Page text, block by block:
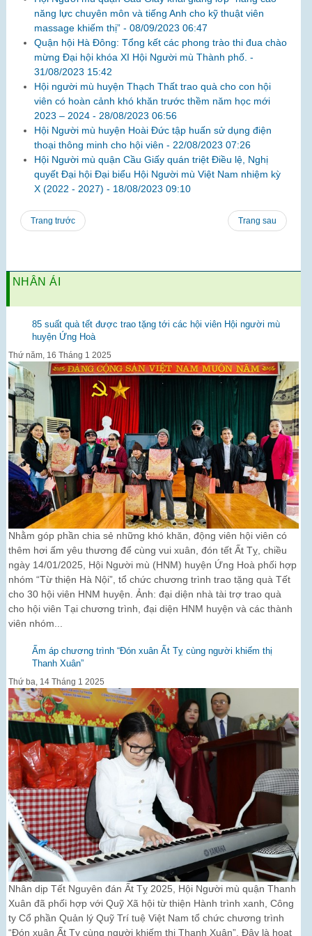
năng lực chuyên môn và tiếng Anh cho kỹ thuật viên
massage khiếm thị” - 08/09/2023 06:47
Quận hội Hà Đông: Tổng kết các phong trào thi đua chào
mừng Đại hội khóa XI Hội Người mù Thành phố. -
31/08/2023 15:42
Hội người mù huyện Thạch Thất trao quà cho con hội
viên có hoàn cảnh khó khăn trước thềm năm học mới
2023 – 2024 - 28/08/2023 06:56
Hội Người mù huyện Hoài Đức tập huấn sử dụng điện
thoại thông minh cho hội viên - 22/08/2023 07:26
Hội Người mù quận Cầu Giấy quán triệt Điều lệ, Nghị
quyết Đại hội Đại biểu Hội Người mù Việt Nam nhiệm kỳ
X (2022 - 2027) - 18/08/2023 09:10
Trang trước Trang sau
NHÂN ÁI
85 suất quà tết được trao tặng tới các hội viên Hội người mù
huyện Ứng Hoà
Thứ năm, 16 Tháng 1 2025
Nhằm góp phần chia sẻ những khó khăn, động viên hội viên có
thêm hơi ấm yêu thương để cùng vui xuân, đón tết Ất Tỵ, chiều
ngày 14/01/2025, Hội Người mù (HNM) huyện Ứng Hoà phối hợp
nhóm “Từ thiện Hà Nội”, tổ chức chương trình trao tặng quà Tết
cho 30 hội viên HNM huyện. Ảnh: đại diện nhà tài trợ trao quà
cho hội viên Tại chương trình, đại diện HNM huyện và các thành
viên nhóm...
Ấm áp chương trình “Đón xuân Ất Tỵ cùng người khiếm thị
Thanh Xuân”
Thứ ba, 14 Tháng 1 2025
Nhân dịp Tết Nguyên đán Ất Tỵ 2025, Hội Người mù quận Thanh
Xuân đã phối hợp với Quỹ Xã hội từ thiện Hành trình xanh, Công
ty Cổ phần Quản lý Quỹ Trí tuệ Việt Nam tổ chức chương trình
“Đón xuân Ất Tỵ cùng người khiếm thị Thanh Xuân”. Đây là hoạt